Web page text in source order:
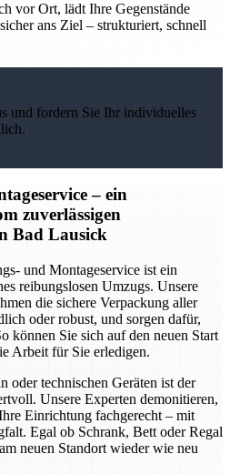
vor Ort, lädt Ihre Gegenstände
ans Ziel – strukturiert, schnell
und fordern Sie Ihr individuelles
– ein
zuverlässigen
Bad Lausick
und Montageservice ist ein
reibungslosen Umzugs. Unsere
die sichere Verpackung aller
oder robust, und sorgen dafür,
können Sie sich auf den neuen Start
Arbeit für Sie erledigen.
oder technischen Geräten ist der
Unsere Experten demonitieren,
Einrichtung fachgerecht – mit
Egal ob Schrank, Bett oder Regal
neuen Standort wieder wie neu